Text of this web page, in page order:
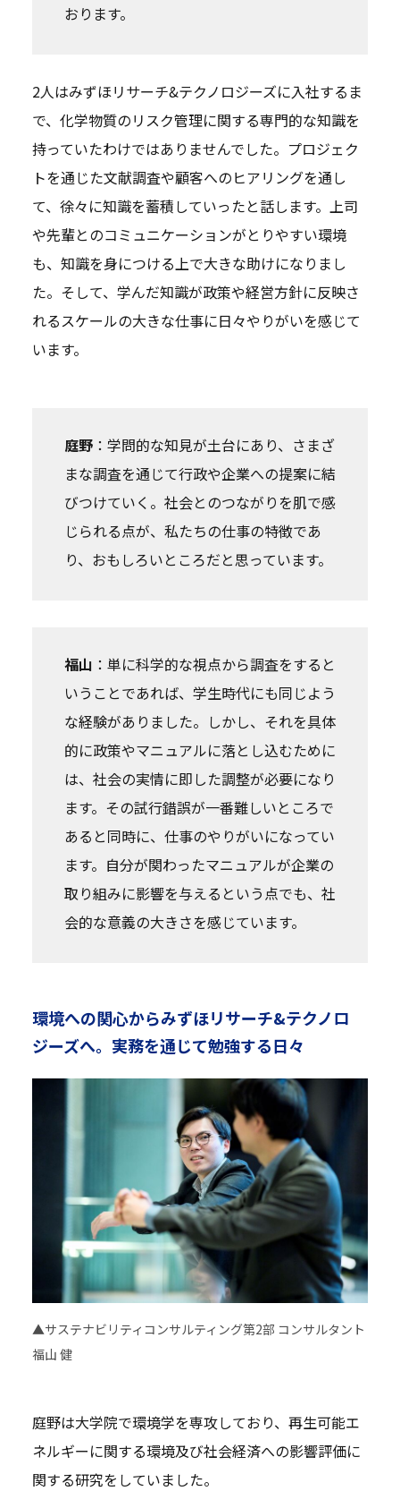
おります。
2人はみずほリサーチ&テクノロジーズに入社するま
で、化学物質のリスク管理に関する専門的な知識を
持っていたわけではありませんでした。プロジェク
トを通じた文献調査や顧客へのヒアリングを通し
て、徐々に知識を蓄積していったと話します。上司
や先輩とのコミュニケーションがとりやすい環境
も、知識を身につける上で大きな助けになりまし
た。そして、学んだ知識が政策や経営方針に反映さ
れるスケールの大きな仕事に日々やりがいを感じて
います。
庭野：学問的な知見が土台にあり、さまざ
まな調査を通じて行政や企業への提案に結
びつけていく。社会とのつながりを肌で感
じられる点が、私たちの仕事の特徴であ
り、おもしろいところだと思っています。
福山 ：単に科学的な視点から調査をすると
いうことであれば、学生時代にも同じよう
な経験がありました。しかし、それを具体
的に政策やマニュアルに落とし込むために
は、社会の実情に即した調整が必要になり
ます。その試行錯誤が一番難しいところで
あると同時に、仕事のやりがいになってい
ます。自分が関わったマニュアルが企業の
取り組みに影響を与えるという点でも、社
会的な意義の大きさを感じています。
環境への関心からみずほリサーチ&テクノロ
ジーズへ。実務を通じて勉強する日々
▲サステナビリティコンサルティング第2部 コンサルタント
福山 健
庭野は大学院で環境学を専攻しており、再生可能エ
ネルギーに関する環境及び社会経済への影響評価に
関する研究をしていました。